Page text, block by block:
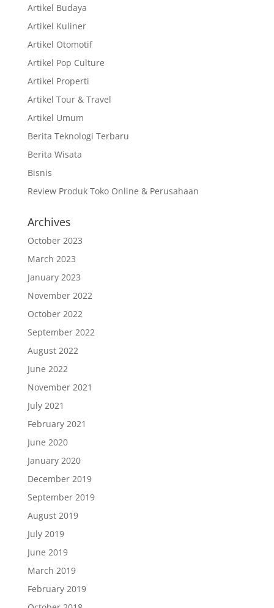
Artikel Budaya
Artikel Kuliner
Artikel Otomotif
Artikel Pop Culture
Artikel Properti
Artikel Tour & Travel
Artikel Umum
Berita Teknologi Terbaru
Berita Wisata
Bisnis
Review Produk Toko Online & Perusahaan
Archives
October 2023
March 2023
January 2023
November 2022
October 2022
September 2022
August 2022
June 2022
November 2021
July 2021
February 2021
June 2020
January 2020
December 2019
September 2019
August 2019
July 2019
June 2019
March 2019
February 2019